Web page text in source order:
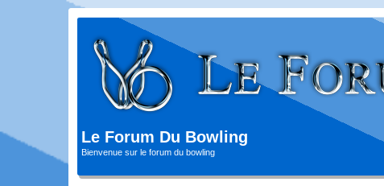
Le Forum Du Bowling
Bienvenue sur le forum du bowling